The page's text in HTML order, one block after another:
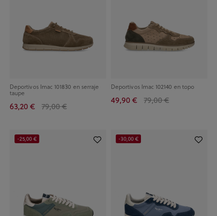
Deportivos Imac 101830 en serraje
taupe
63,20 € 79,00 €
Deportivos Imac 102140 en topo
49,90 € 79,00 €
-25,00 € -30,00 €